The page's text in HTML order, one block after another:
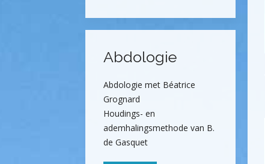
Abdologie
Abdologie met Béatrice
Grognard
Houdings- en
ademhalingsmethode van B.
de Gasquet